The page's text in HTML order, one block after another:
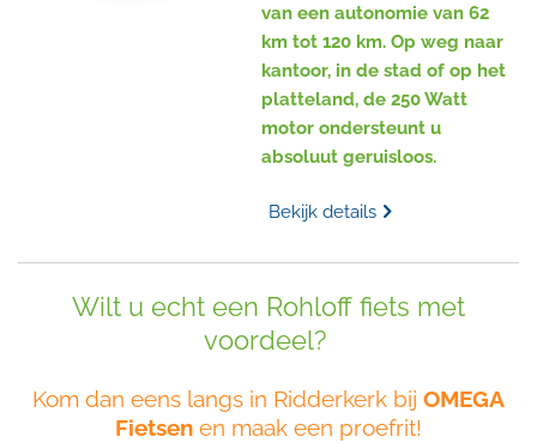
van een autonomie van 62
km tot 120 km. Op weg naar
kantoor, in de stad of op het
platteland, de 250 Watt
motor ondersteunt u
absoluut geruisloos.
Bekijk details
Wilt u echt een Rohloff fiets met
voordeel?
Kom dan eens langs in Ridderkerk bij OMEGA
Fietsen en maak een proefrit!